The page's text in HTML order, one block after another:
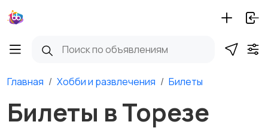
Главная Хобби и развлечения Билеты
Билеты в Торезе